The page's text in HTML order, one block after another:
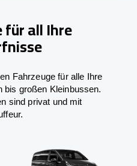
für all Ihre
Fahrzeuge für alle Ihre
bis großen Kleinbussen.
sind privat und mit